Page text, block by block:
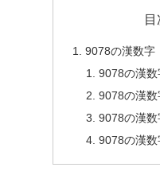
目
9078の漢数字
9078の漢数
9078の漢数
9078の漢数
9078の漢